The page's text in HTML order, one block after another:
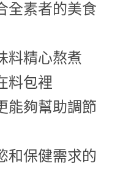
全素者的美食
料精心熬煮
料包裡
能夠幫助調節
和保健需求的